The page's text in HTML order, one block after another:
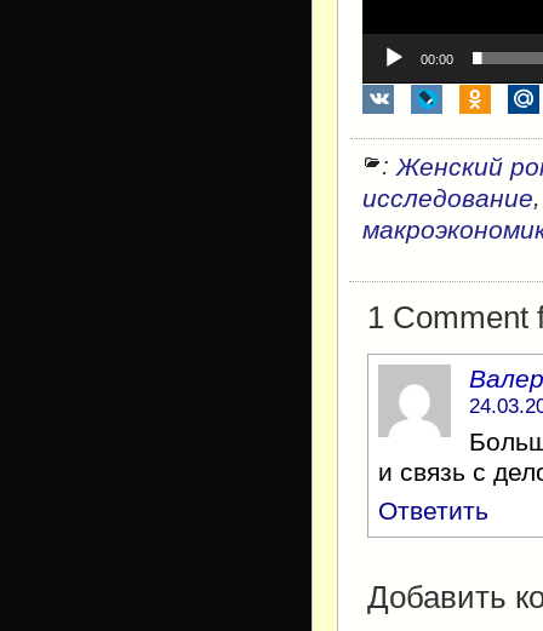
00:00
: Женский
исследование
1 Comment
и связь с
Ответить
Добавить